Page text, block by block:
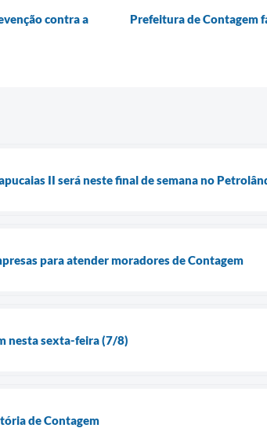
contra a
Prefeitura de Contagem
II será neste final de semana no
para atender moradores de Contagem
nesta sexta-feira (7/8)
de Contagem